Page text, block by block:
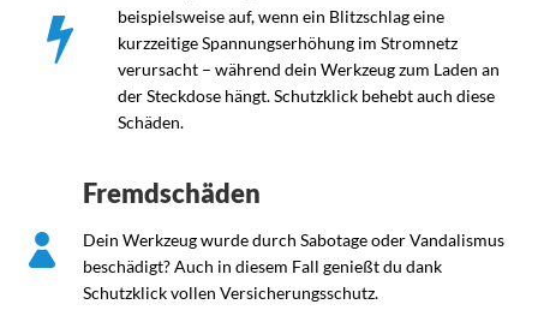
beispielsweise auf, wenn ein Blitzschlag eine
kurzzeitige Spannungserhöhung im Stromnetz
verursacht – während dein Werkzeug zum Laden an
der Steckdose hängt. Schutzklick behebt auch diese
Schäden.
Fremdschäden
Dein Werkzeug wurde durch Sabotage oder Vandalismus
beschädigt? Auch in diesem Fall genießt du dank
Schutzklick vollen Versicherungsschutz.